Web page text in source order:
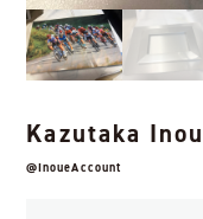
Kazutaka
@InoueAccount